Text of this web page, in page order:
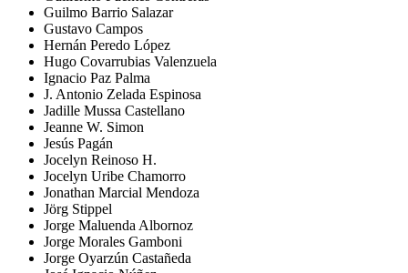
Guilmo Barrio Salazar
Gustavo Campos
Hernán Peredo López
Hugo Covarrubias Valenzuela
Ignacio Paz Palma
J. Antonio Zelada Espinosa
Jadille Mussa Castellano
Jeanne W. Simon
Jesús Pagán
Jocelyn Reinoso H.
Jocelyn Uribe Chamorro
Jonathan Marcial Mendoza
Jörg Stippel
Jorge Maluenda Albornoz
Jorge Morales Gamboni
Jorge Oyarzún Castañeda